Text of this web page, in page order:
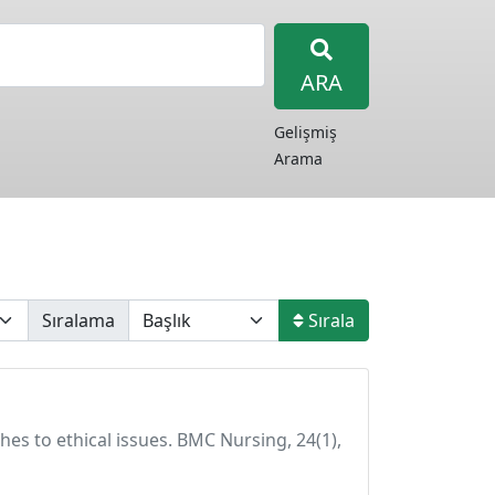
ARA
Gelişmiş
Arama
Sıralama Sırala
to ethical issues. BMC Nursing, 24(1),